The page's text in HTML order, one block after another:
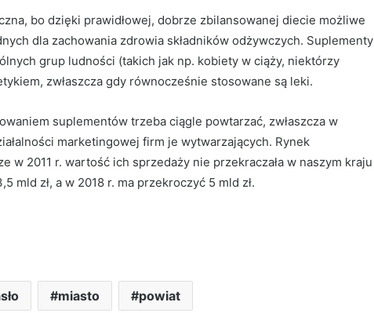
bo dzięki prawidłowej, dobrze zbilansowanej diecie możliwe
dla zachowania zdrowia składników odżywczych. Suplementy
grup ludności (takich jak np. kobiety w ciąży, niektórzy
zwłaszcza gdy równocześnie stosowane są leki.
suplementów trzeba ciągle powtarzać, zwłaszcza w
marketingowej firm je wytwarzających. Rynek
w 2011 r. wartość ich sprzedaży nie przekraczała w naszym kraju
mld zł, a w 2018 r. ma przekroczyć 5 mld zł.
miasto powiat